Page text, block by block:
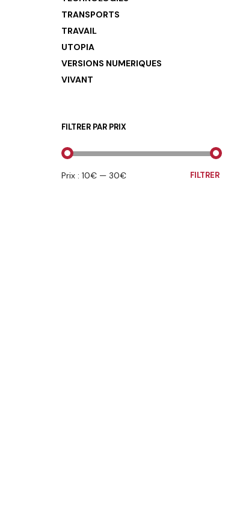
TRANSPORTS
TRAVAIL
UTOPIA
VERSIONS NUMERIQUES
VIVANT
FILTRER PAR PRIX
PRIX
PRIX
FILTRER
Prix : 10€ — 30€